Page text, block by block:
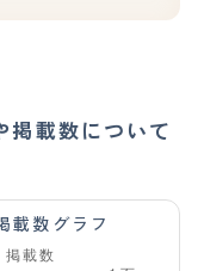
掲載数について
載数グラフ